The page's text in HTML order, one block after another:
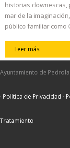
historias clownescas,
mar de la
público familiar como
Leer más
Ayuntamiento de
· Política de Privacidad ·
Tratamiento